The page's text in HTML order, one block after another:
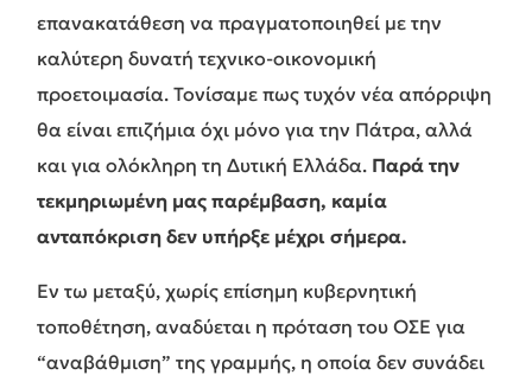
επανακατάθεση να πραγματοποιηθεί με την
καλύτερη δυνατή τεχνικο-οικονομική
προετοιμασία. Τονίσαμε πως τυχόν νέα απόρριψη
θα είναι επιζήμια όχι μόνο για την Πάτρα, αλλά
και για ολόκληρη τη Δυτική Ελλάδα. Παρά την
τεκμηριωμένη μας παρέμβαση, καμία
ανταπόκριση δεν υπήρξε μέχρι σήμερα.
Εν τω μεταξύ, χωρίς επίσημη κυβερνητική
τοποθέτηση, αναδύεται η πρόταση του ΟΣΕ για
“αναβάθμιση” της γραμμής, η οποία δεν συνάδει